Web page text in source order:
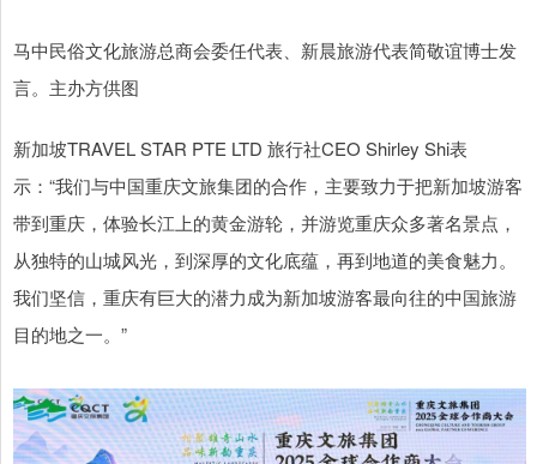
马中民俗文化旅游总商会委任代表、新晨旅游代表简敬谊博士发
言。主办方供图
新加坡TRAVEL STAR PTE LTD 旅行社CEO Shirley Shi表
示：“我们与中国重庆文旅集团的合作，主要致力于把新加坡游客
带到重庆，体验长江上的黄金游轮，并游览重庆众多著名景点，
从独特的山城风光，到深厚的文化底蕴，再到地道的美食魅力。
我们坚信，重庆有巨大的潜力成为新加坡游客最向往的中国旅游
目的地之一。”